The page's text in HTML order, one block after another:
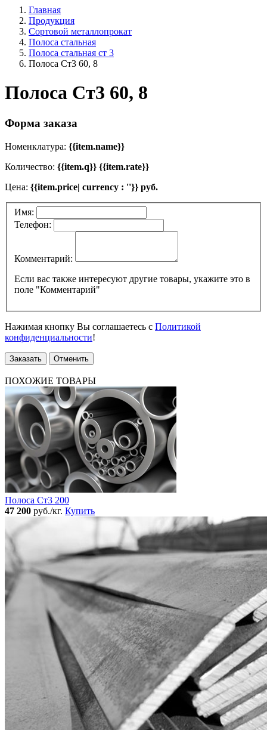
Главная
Продукция
Сортовой металлопрокат
Полоса стальная
Полоса стальная ст 3
Полоса Ст3 60, 8
Полоса Ст3 60, 8
Форма заказа
Номенклатура: {{item.name}}
Количество: {{item.q}} {{item.rate}}
Цена: {{item.price| currency : ''}} руб.
Имя:
Телефон:
Комментарий:
Если вас также интересуют другие товары, укажите это в
поле "Комментарий"
Нажимая кнопку Вы соглашаетесь с Политикой
конфиденциальности!
Заказать Отменить
ПОХОЖИЕ ТОВАРЫ
Полоса Ст3 200
47 200 руб./кг. Купить